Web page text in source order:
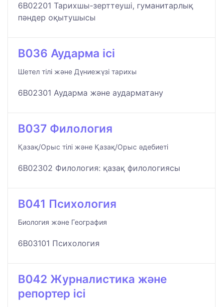
6B02201 Тарихшы-зерттеуші, гуманитарлық
пәндер оқытушысы
B036 Аударма ісі
Шетел тілі және Дүниежүзі тарихы
6B02301 Аударма және аударматану
B037 Филология
Қазақ/Орыс тілі және Қазақ/Орыс әдебиеті
6B02302 Филология: қазақ филологиясы
B041 Психология
Биология және География
6B03101 Психология
B042 Журналистика және
репортер ісі